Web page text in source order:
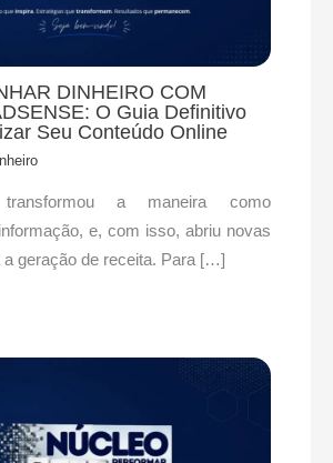
DINHEIRO COM
O Guia Definitivo
Seu Conteúdo Online
a maneira como
e, com isso, abriu novas
a geração de receita. Para […]